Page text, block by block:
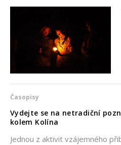
Časopisy
Vydejte se na netradiční
kolem Kolína
Jednou z aktivit vzájemného